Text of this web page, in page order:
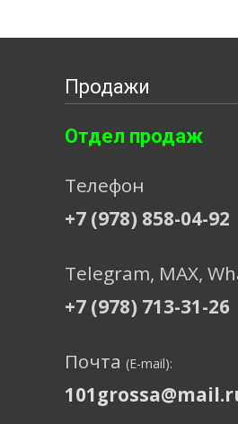
Продажи
Отдел продаж
Телефон
+7 (978) 858-04-92
Telegram, МАХ,
+7 (978) 713-31-26
Почта (E-mail):